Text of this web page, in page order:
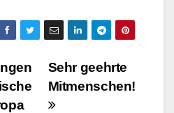
Sehr geehrte
Mitmenschen!